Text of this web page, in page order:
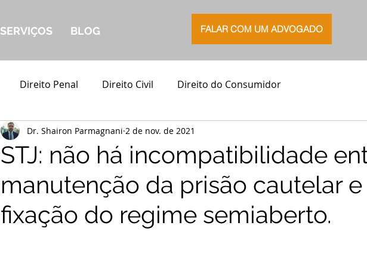
SERVIÇOS BLOG FALAR COM UM ADVOGADO
Direito Penal Direito Civil Direito do Consumidor
STJ: não há incompatibilidade
manutenção da prisão cautelar e
fixação do regime semiaberto.
Dr. Shairon Parmagnani 2 de nov. de 2021